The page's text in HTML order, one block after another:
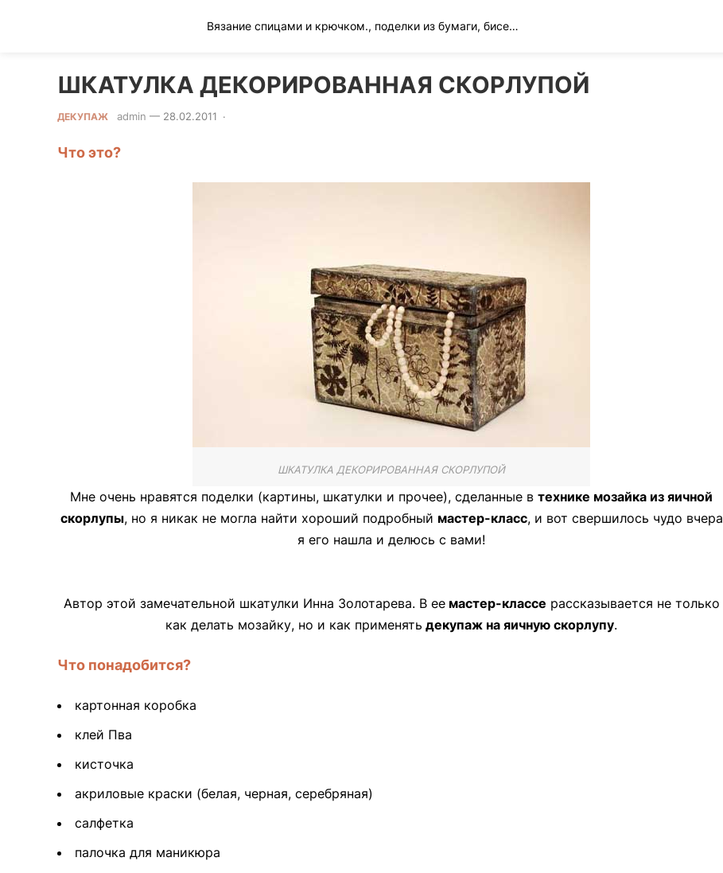
Вязание спицами и крючком., поделки из бумаги, бисера и многое другое
ШКАТУЛКА ДЕКОРИРОВАННАЯ СКОРЛУПОЙ
ДЕКУПАЖ admin — 28.02.2011 ·
Что это?
ШКАТУЛКА ДЕКОРИРОВАННАЯ СКОРЛУПОЙ
Мне очень нравятся поделки (картины, шкатулки и прочее), сделанные в технике мозайка из яичной
скорлупы, но я никак не могла найти хороший подробный мастер-класс, и вот свершилось чудо вчера
я его нашла и делюсь с вами!
Автор этой замечательной шкатулки Инна Золотарева. В еемастер-классе рассказывается не только
как делать мозайку, но и как применять декупаж на яичную скорлупу.
Что понадобится?
картонная коробка
клей Пва
кисточка
акриловые краски (белая, черная, серебряная)
салфетка
палочка для маникюра